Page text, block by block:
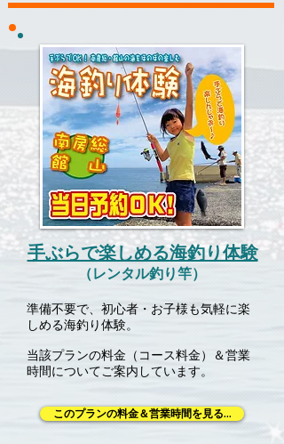
手ぶらで楽しめる海釣り体験
（レンタル釣り竿）
準備不要で、初心者・お子様も気軽に楽
しめる海釣り体験。
当該プランの料金（コース料金）＆営業
時間についてご案内しています。
このプランの料金＆営業時間を見る...